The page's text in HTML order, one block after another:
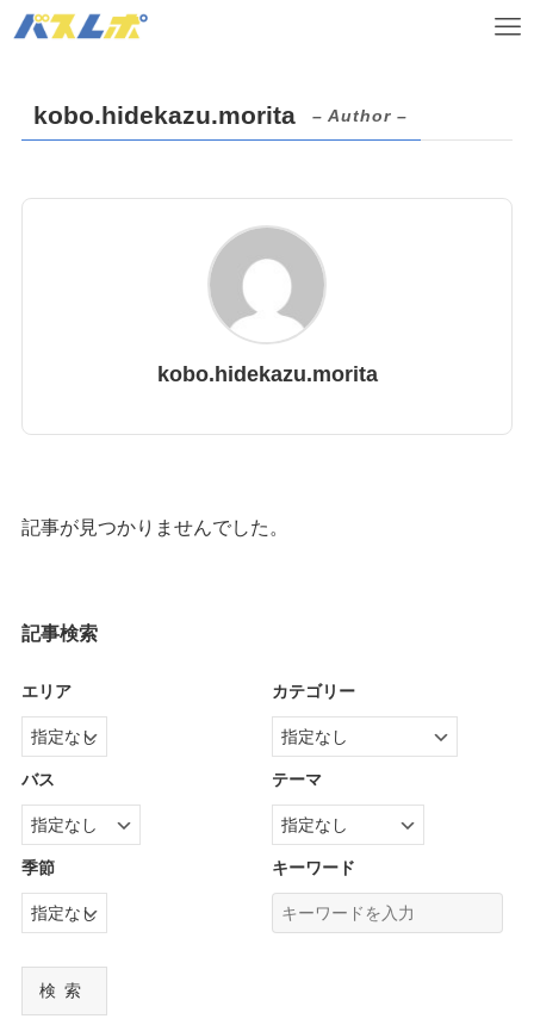
kobo.hidekazu.morita – Author –
kobo.hidekazu.morita
記事が見つかりませんでした。
記事検索
エリア カテゴリー
バス テーマ
季節 キーワード
検索